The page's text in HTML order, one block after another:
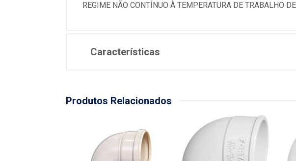
REGIME NÃO CONTÍNUO À TEMPERATURA DE TRABALHO
Características
Produtos Relacionados